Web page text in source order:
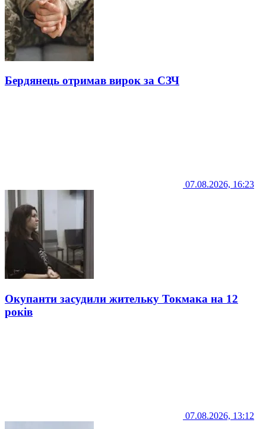
Бердянець отримав вирок за СЗЧ
07.08.2026, 16:23
Окупанти засудили жительку Токмака на 12
років
07.08.2026, 13:12